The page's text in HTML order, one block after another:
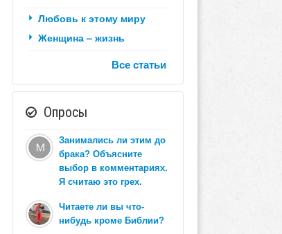
Любовь к этому миру
Женщина – жизнь
Все статьи
Опросы
Занимались ли этим до
брака? Объясните
выбор в комментариях.
Я считаю это грех.
Читаете ли вы что-
нибудь кроме Библии?